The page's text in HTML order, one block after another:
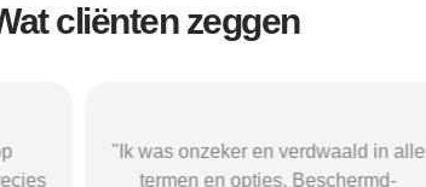
cliënten zeggen
"Ik was onzeker en verdwaald in alle
termen en opties. Beschermd-